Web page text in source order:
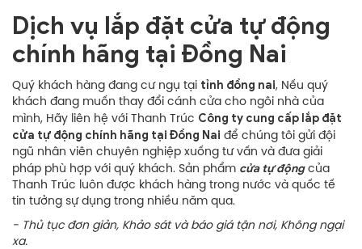
Dịch vụ lắp đặt cửa tự động
chính hãng tại Đồng Nai
Quý khách hàng đang cư ngụ tại tỉnh đồng nai, Nếu quý
khách đang muốn thay đổi cánh cửa cho ngôi nhà của
mình, Hãy liên hệ với Thanh Trúc Công ty cung cấp lắp đặt
cửa tự động chính hãng tại Đồng Nai để chúng tôi gửi đội
ngũ nhân viên chuyên nghiệp xuống tư vấn và đưa giải
pháp phù hợp với quý khách. Sản phẩm cửa tự độngcủa
Thanh Trúc luôn được khách hàng trong nước và quốc tế
tin tưởng sự dụng trong nhiều năm qua.
- Thủ tục đơn giản, Khảo sát và báo giá tận nơi, Không ngại
xa.